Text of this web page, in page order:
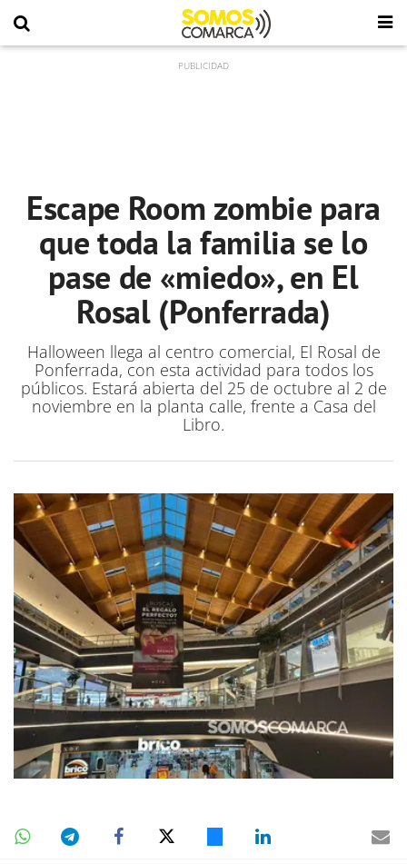
Escape Room zombie para
que toda la familia se lo
pase de «miedo», en El
Rosal (Ponferrada)
Halloween llega al centro comercial, El Rosal de
Ponferrada, con esta actividad para todos los
públicos. Estará abierta del 25 de octubre al 2 de
noviembre en la planta calle, frente a Casa del
Libro.